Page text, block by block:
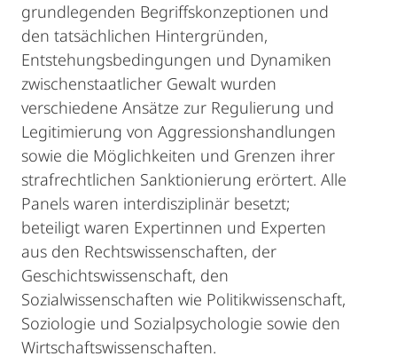
grundlegenden Begriffskonzeptionen und
den tatsächlichen Hintergründen,
Entstehungsbedingungen und Dynamiken
zwischenstaatlicher Gewalt wurden
verschiedene Ansätze zur Regulierung und
Legitimierung von Aggressionshandlungen
sowie die Möglichkeiten und Grenzen ihrer
strafrechtlichen Sanktionierung erörtert. Alle
Panels waren interdisziplinär besetzt;
beteiligt waren Expertinnen und Experten
aus den Rechtswissenschaften, der
Geschichtswissenschaft, den
Sozialwissenschaften wie Politikwissenschaft,
Soziologie und Sozialpsychologie sowie den
Wirtschaftswissenschaften.